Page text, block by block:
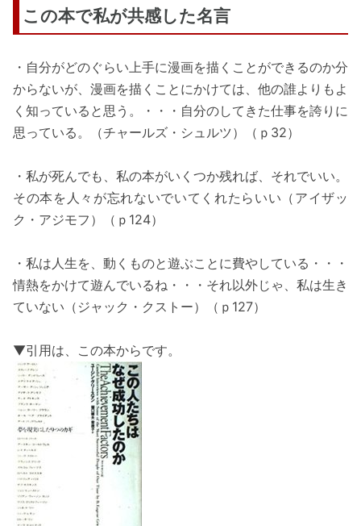
この本で私が共感した名言
・自分がどのぐらい上手に漫画を描くことができるのか分
からないが、漫画を描くことにかけては、他の誰よりもよ
く知っていると思う。・・・自分のしてきた仕事を誇りに
思っている。（チャールズ・シュルツ）（ｐ32）
・私が死んでも、私の本がいくつか残れば、それでいい。
その本を人々が忘れないでいてくれたらいい（アイザッ
ク・アジモフ）（ｐ124）
・私は人生を、動くものと遊ぶことに費やしている・・・
情熱をかけて遊んでいるね・・・それ以外じゃ、私は生き
ていない（ジャック・クストー）（ｐ127）
▼引用は、この本からです。